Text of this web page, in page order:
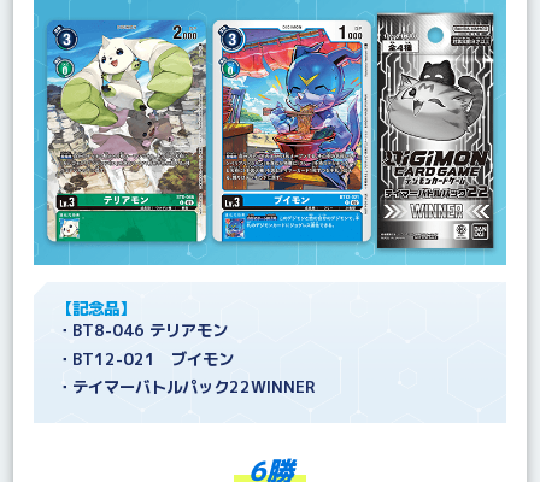
【記念品】
・BT8-046 テリアモン
・BT12-021 ブイモン
・テイマーバトルパック22WINNER
6勝